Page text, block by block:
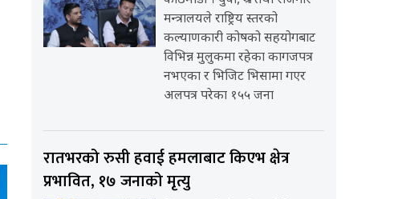
मन्त्रालयले राष्ट्रिय स्तरको
कल्याणकारी कोषको सहयोगबाट
विभिन्न मुलुकमा रहेका कागजपत्र
नभएका र भिजिट भिसामा गएर
अलपत्र परेका १५५ जना
रातभरको रुसी हवाई हमलाबाट किएभ क्षेत्र
प्रभावित, १७ जनाको मृत्यु